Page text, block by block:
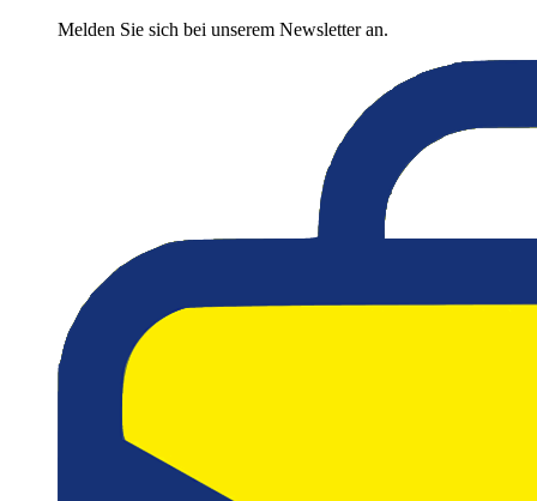
Melden Sie sich bei unserem Newsletter an.